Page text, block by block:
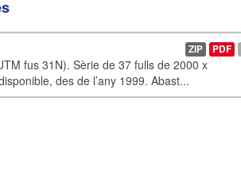
fus 31N). Sèrie de 37 fulls de 2000 x
des de l’any 1999. Abast...
ZIP PDF